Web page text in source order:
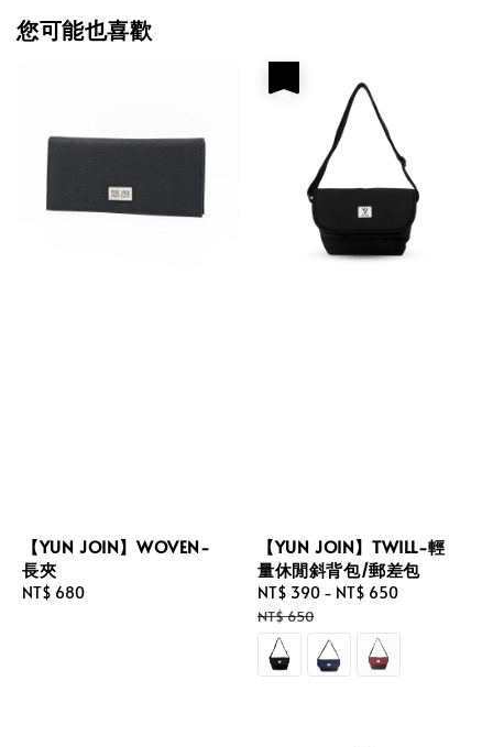
您可能也喜歡
【YUN JOIN】WOVEN-
長夾
Regular
NT$ 680
【YUN JOIN】TWILL-輕
量休閒斜背包/郵差包
Sale
price
NT$ 390 - NT$ 650
NT$ 650